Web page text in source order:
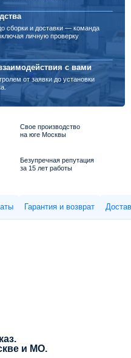
сборки и доставки — команда
личную проверку
с вами
от заявки до установки
Свое производство
на юге Москвы
Безупречная репутация
за 15 лет работы
Гарантия и возврат
и МО.